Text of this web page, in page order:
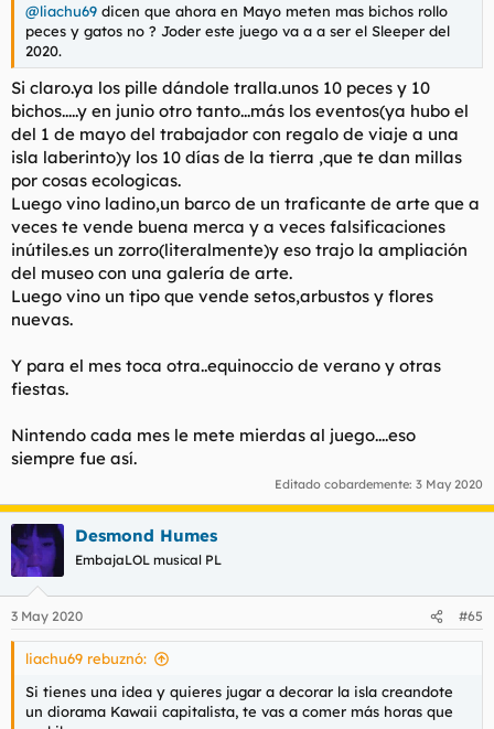
@liachu69 dicen que ahora en Mayo meten mas bichos rollo
peces y gatos no ? Joder este juego va a a ser el Sleeper del
2020.
Si claro.ya los pille dándole tralla.unos 10 peces y 10
bichos.....y en junio otro tanto...más los eventos(ya hubo el
del 1 de mayo del trabajador con regalo de viaje a una
isla laberinto)y los 10 días de la tierra ,que te dan millas
por cosas ecologicas.
Luego vino ladino,un barco de un traficante de arte que a
veces te vende buena merca y a veces falsificaciones
inútiles.es un zorro(literalmente)y eso trajo la ampliación
del museo con una galería de arte.
Luego vino un tipo que vende setos,arbustos y flores
nuevas.
Y para el mes toca otra..equinoccio de verano y otras
fiestas.
Nintendo cada mes le mete mierdas al juego....eso
siempre fue así.
Editado cobardemente: 3 May 2020
Desmond Humes
EmbajaLOL musical PL
3 May 2020 #65
liachu69 rebuznó:
Si tienes una idea y quieres jugar a decorar la isla creandote
un diorama Kawaii capitalista, te vas a comer más horas que